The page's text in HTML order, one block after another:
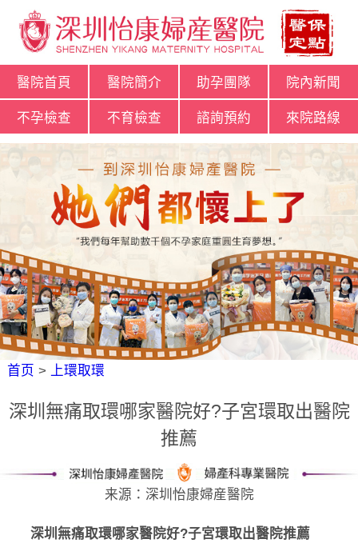
醫院首頁 醫院簡介 助孕團隊 院內新聞
不孕檢查 不育檢查 諮詢預約 來院路線
首页 > 上環取環
深圳無痛取環哪家醫院好?子宮環取出醫院
推薦
来源：深圳怡康婦産醫院
深圳無痛取環哪家醫院好?子宮環取出醫院推薦